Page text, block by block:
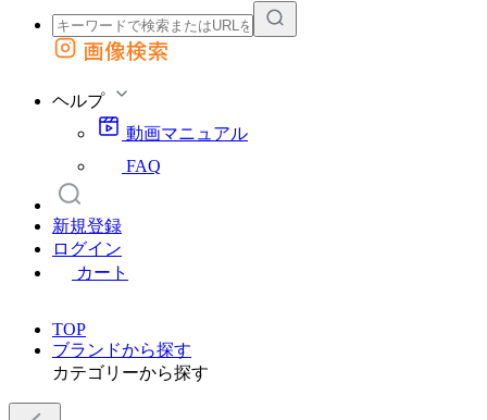
外部サイトの商品をカートに追加
画像検索
ヘルプ
動画マニュアル
FAQ
新規登録
ログイン
カート
TOP
ブランドから探す
カテゴリーから探す